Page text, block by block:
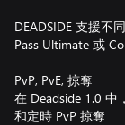
DEADSIDE 支援不
Pass Ultimate 或
PvP, PvE, 掠奪
在 Deadside 1.0 中
和定時 PvP 掠奪